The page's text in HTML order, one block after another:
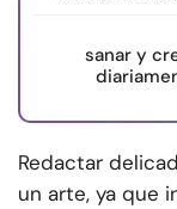
sanar y
Redactar
un arte, ya que